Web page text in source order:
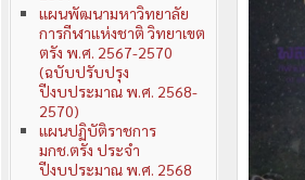
แผนพัฒนามหาวิทยาลัย
การกีฬาแห่งชาติ วิทยาเขต
ตรัง พ.ศ. 2567-2570
(ฉบับปรับปรุง
ปีงบประมาณ พ.ศ. 2568-
2570)
แผนปฏิบัติราชการ
มกช.ตรัง ประจำ
ปีงบประมาณ พ.ศ. 2568